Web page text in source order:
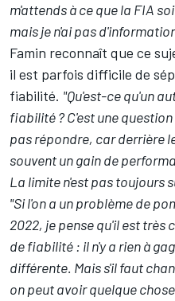
m'attends à ce que la FIA
mais je n'ai pas
Famin reconnaît que ce
il est parfois difficile de
fiabilité. "Qu'est-ce qu'un
fiabilité ? C'est une
pas répondre, car derrière
souvent un gain de
La limite n'est pas toujours
"Si l'on a un problème de
2022, je pense qu'il est très
de fiabilité : il n'y a rien à
différente. Mais s'il faut
on peut avoir quelque